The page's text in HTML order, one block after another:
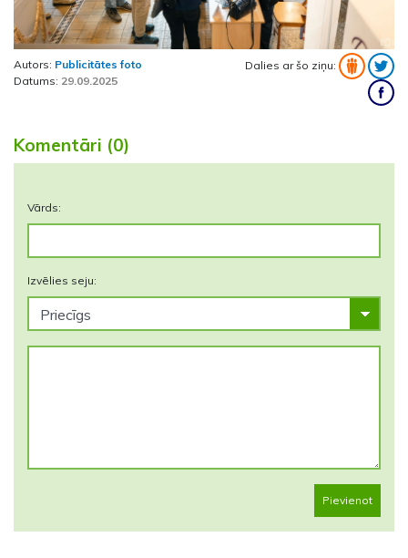
Autors: Publicitātes foto
Datums: 29.09.2025
Dalies ar šo ziņu:
Komentāri (0)
Vārds:
Izvēlies seju:
Pievienot